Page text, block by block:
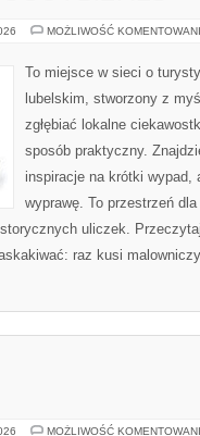
MOŻLIWOŚĆ
To miejsce w sieci o
lubelskim, stworzony z
zgłębiać lokalne
sposób praktyczny.
inspiracje na krótki wypad,
wyprawę. To przestrzeń
uliczek.
raz kusi
MOŻLIWOŚĆ